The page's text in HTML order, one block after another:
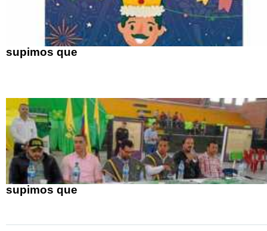
supimos que
supimos que